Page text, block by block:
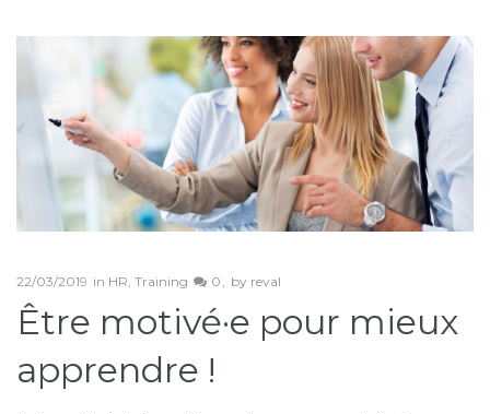
Étiquette :
apprendre
22/03/2019 in HR Training 0 by reval
Être motivé·e pour mieux
apprendre !